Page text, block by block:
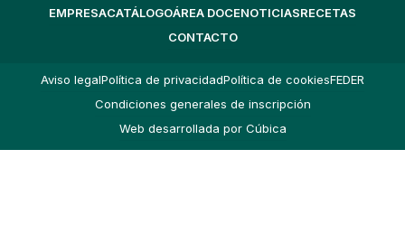
EMPRESACATÁLOGOÁREA DOCENOTICIASRECETAS
CONTACTO
Aviso legalPolítica de privacidadPolítica de cookiesFEDER
Condiciones generales de inscripción
Web desarrollada por Cúbica